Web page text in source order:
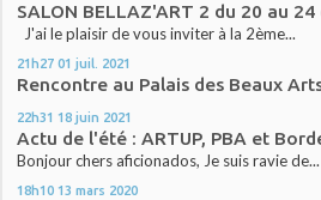
SALON BELLAZ'ART 2 du 20 au
J'ai le plaisir de vous inviter à la 2ème...
21h27 01 juil. 2021
Rencontre au Palais des Beaux
22h31 18 juin 2021
Actu de l'été : ARTUP, PBA et
Bonjour chers aficionados, Je suis ravie de...
18h10 13 mars 2020